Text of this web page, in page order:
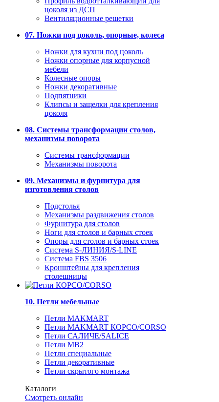
цоколя из ДСП
Вентиляционные решетки
07. Ножки под цоколь, опорные, колеса
Ножки для кухни под цоколь
Ножки опорные для корпусной
мебели
Колесные опоры
Ножки декоративные
Подпятники
Клипсы и защелки для крепления
цоколя
08. Системы трансформации столов,
механизмы поворота
Системы трансформации
Механизмы поворота
09. Механизмы и фурнитура для
изготовления столов
Подстолья
Механизмы раздвижения столов
Фурнитура для столов
Ноги для столов и барных стоек
Опоры для столов и барных стоек
Система S-ЛИНИЯ/S-LINE
Система FBS 3506
Кронштейны для крепления
столешницы
10. Петли мебельные
Петли MAKMART
Петли MAKMART КОРСО/CORSO
Петли САЛИЧЕ/SALICE
Петли MB2
Петли специальные
Петли декоративные
Петли скрытого монтажа
Каталоги
Смотреть онлайн